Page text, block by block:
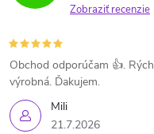
Zobraziť recenzie
Mili
21.7.2026
Obchod odporúčam 👍.
výrobná. Ďakujem.